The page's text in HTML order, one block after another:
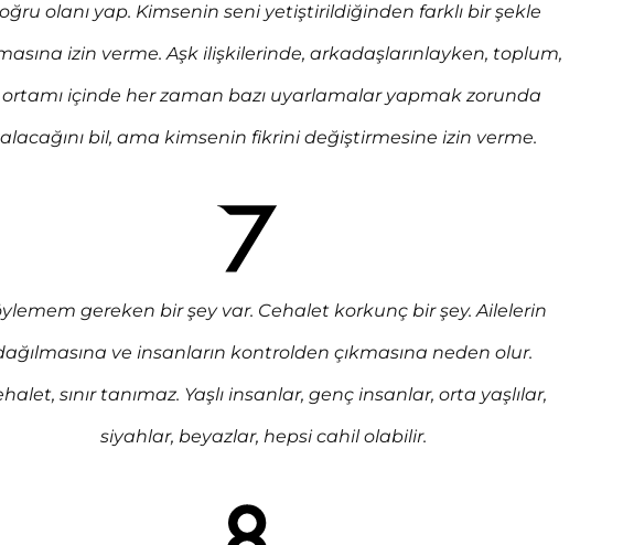
olanı yap. Kimsenin seni yetiştirildiğinden farklı bir şekle
izin verme. Aşk ilişkilerinde, arkadaşlarınlayken, top­lum,
ortamı içinde her zaman bazı uyarlamalar yapmak zorunda
bil, ama kimsenin fikrini değiştirmesine izin verme.
gereken bir şey var. Cehalet korkunç bir şey. Ailelerin
ve insanların kontrolden çıkmasına neden olur.
sınır tanımaz. Yaşlı insanlar, genç insanlar, orta yaşlılar,
siyahlar, beyazlar, hepsi cahil olabilir.